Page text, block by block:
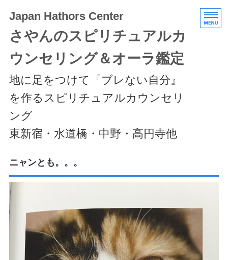
Japan Hathors Center
さやんのスピリチュアルカ
ウンセリング＆オーラ鑑定
地に足をつけて『ブレない自分』
を作るスピリチュアルカウンセリ
ング
東新宿・水道橋・中野・高円寺他
HOME
メニュー/料金
エキスパートクラス
スケジュール/アクセス
ご予約/お問い合わせ
ニャンとも。。。